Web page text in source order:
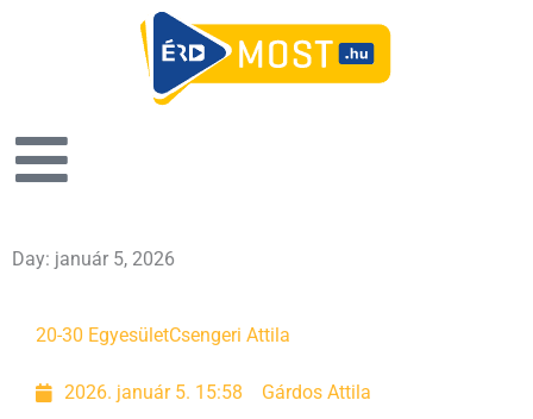
Day: január 5, 2026
20-30 EgyesületCsengeri Attila
2026. január 5. 15:58 Gárdos Attila